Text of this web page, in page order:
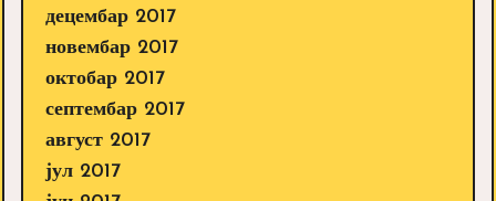
децембар 2017
новембар 2017
октобар 2017
септембар 2017
август 2017
јул 2017